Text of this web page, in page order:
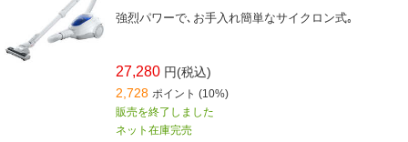
強烈パワーで､お手入れ簡単なサイクロン式｡
27,280 円(税込)
2,728 ポイント (10%)
販売を終了しました
ネット在庫完売